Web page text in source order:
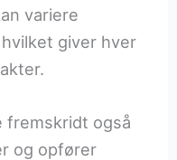
variere
giver hver
fremskridt også
og opfører